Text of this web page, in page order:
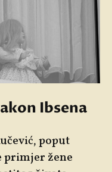
Ibsena
poput
primjer žene